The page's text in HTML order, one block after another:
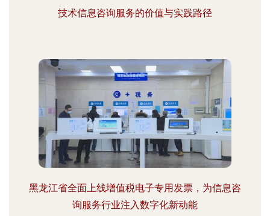
技术信息咨询服务的价值与实践路径
黑龙江省全面上线增值税电子专用发票，为信息咨
询服务行业注入数字化新动能